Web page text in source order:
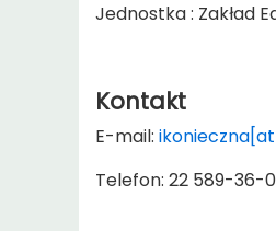
Jednostka : Zakład
Kontakt
E-mail:
Telefon: 22 589-36-